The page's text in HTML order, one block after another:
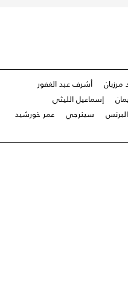
أشرف عبد الغفور
إسماعيل الليثي
سينرجي
عمر خورشيد